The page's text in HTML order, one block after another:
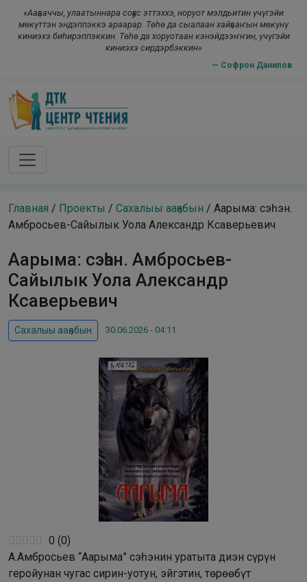
«Ааҕааччы, улаатыннара соҕус эттэххэ, норуот мэлдьитин үчүгэйи
мөкүттэн эндэппэккэ араарар. Төһө да сыалаан хайҕааҥын мөкүнү
киниэхэ биһирэппэккин. Төһө да хоруотаан кэнэйдээҥҥин, үчүгэйи
киниэхэ сирдэрбэккин»
— Софрон Данилов
Skip to main content
Главная / Проекты / Сахалыы ааҕабын / Аарыма: сэһэн.
Амбросьев-Сайылык Уола Александр Ксаверьевич
Аарыма: сэһэн. Амбросьев-
Сайылык Уола Александр
Ксаверьевич
Сахалыы ааҕабын 30.06.2026 - 04:11
0 (0)
А.Амбросьев “Аарыма” сэһэнин уратыта диэн сүрүн
геройунан чугас сирин-уотун, эйгэтин, төрөөбүт